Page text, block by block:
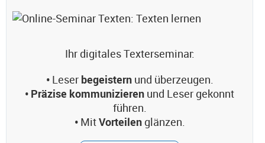
Ihr digitales Texterseminar:
• Leser begeistern und überzeugen.
• Präzise kommunizieren und Leser gekonnt
führen.
• MitVorteilen glänzen.